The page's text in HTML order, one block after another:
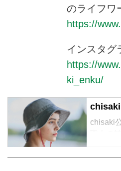
のライフワ
https://
インスタグ
https://
ki_enku/
chisaki
chisaki
職人の
どに共
2016SS